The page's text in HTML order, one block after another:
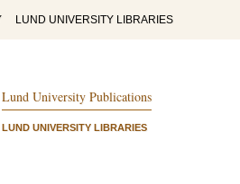
LUND UNIVERSITY LIBRARIES
Lund University Publications
LUND UNIVERSITY LIBRARIES